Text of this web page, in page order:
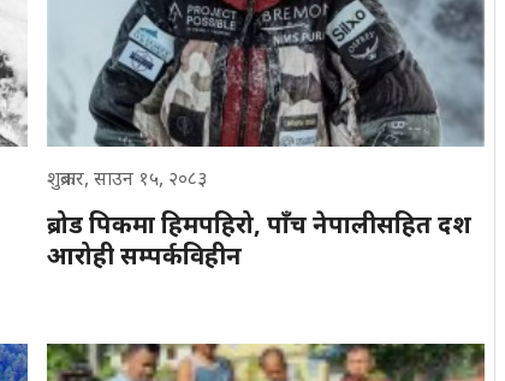
शुक्रबार, साउन १५, २०८३
ब्रोड पिकमा हिमपहिरो, पाँच नेपालीसहित दश
आरोही सम्पर्कविहीन